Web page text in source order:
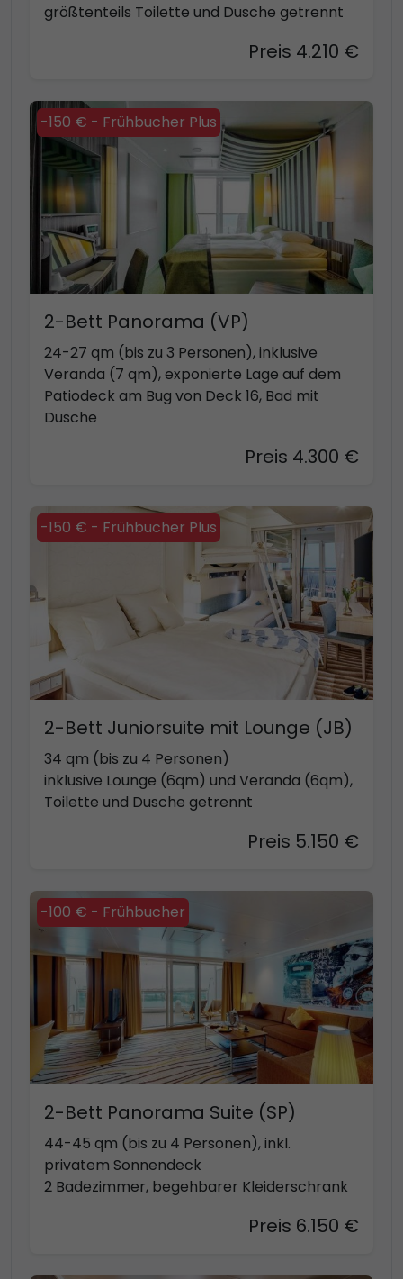
größtenteils Toilette und Dusche getrennt
Preis 4.210 €
-150 € - Frühbucher Plus
2-Bett Panorama (VP)
24-27 qm (bis zu 3 Personen), inklusive
Veranda (7 qm), exponierte Lage auf dem
Patiodeck am Bug von Deck 16, Bad mit
Dusche
Preis 4.300 €
-150 € - Frühbucher Plus
2-Bett Juniorsuite mit Lounge (JB)
34 qm (bis zu 4 Personen)
inklusive Lounge (6qm) und Veranda (6qm),
Toilette und Dusche getrennt
Preis 5.150 €
-100 € - Frühbucher
2-Bett Panorama Suite (SP)
44-45 qm (bis zu 4 Personen), inkl.
privatem Sonnendeck
2 Badezimmer, begehbarer Kleiderschrank
Preis 6.150 €